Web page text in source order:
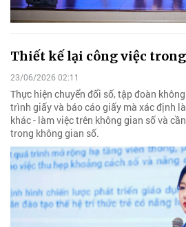
Thiết kế lại công việc
23/06/2026 02:11
Thực hiện chuyển đổi số, tập đoàn
trình giấy và báo cáo giấy mà xác định
khác - làm việc trên không gian số và
trong không gian số.